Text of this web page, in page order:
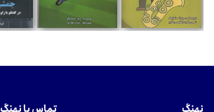
نهنگ تماس با نهنگ